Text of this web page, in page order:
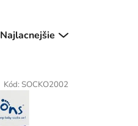
Najlacnejšie
Kód: SOCKO2002